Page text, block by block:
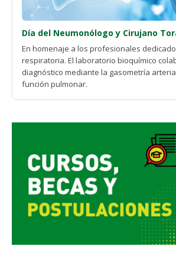
Día del Neumonólogo y Cirujano
En homenaje a los profesionales
respiratoria. El laboratorio bioquímico
diagnóstico mediante la gasometría
función pulmonar.